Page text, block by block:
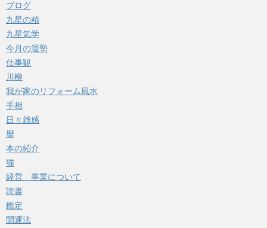
ブログ
九星の精
九星気学
今月の運勢
仕事観
川柳
我が家のリフォーム風水
手相
日々雑感
暦
本の紹介
猫
経営 事業について
読書
鑑定
開運法